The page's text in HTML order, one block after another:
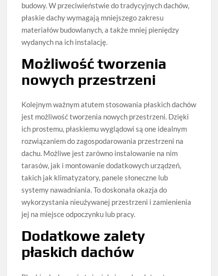
budowy. W przeciwieństwie do tradycyjnych dachów,
płaskie dachy wymagają mniejszego zakresu
materiałów budowlanych, a także mniej pieniędzy
wydanych na ich instalację.
Możliwość tworzenia
nowych przestrzeni
Kolejnym ważnym atutem stosowania płaskich dachów
jest możliwość tworzenia nowych przestrzeni. Dzięki
ich prostemu, płaskiemu wyglądowi są one idealnym
rozwiązaniem do zagospodarowania przestrzeni na
dachu. Możliwe jest zarówno instalowanie na nim
tarasów, jak i montowanie dodatkowych urządzeń,
takich jak klimatyzatory, panele słoneczne lub
systemy nawadniania. To doskonała okazja do
wykorzystania nieużywanej przestrzeni i zamienienia
jej na miejsce odpoczynku lub pracy.
Dodatkowe zalety
płaskich dachów